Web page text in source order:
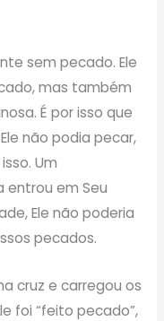
sem pecado. Ele
mas também
É por isso que
não podia pecar,
Um
entrou em Seu
Ele não poderia
pecados.
cruz e carregou os
foi “feito pecado”,